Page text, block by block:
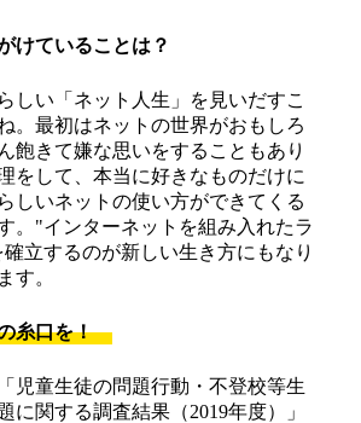
ていることは？
しい「ネット人生」を見いだすこ
。最初はネットの世界がおもしろ
飽きて嫌な思いをすることもあり
をして、本当に好きなものだけに
しいネットの使い方ができてくる
。"インターネットを組み入れたラ
立するのが新しい生き方にもなり
す。
糸口を！
児童生徒の問題行動・不登校等生
に関する調査結果（2019年度）」